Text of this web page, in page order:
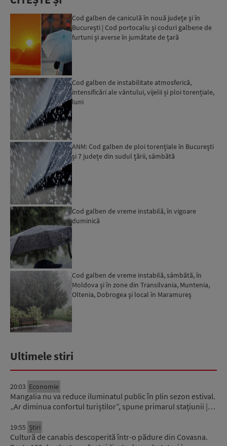
Cod galben de caniculă în nouă judeţe şi în
Bucureşti | Cod portocaliu şi coduri galbene de
furtuni şi averse în jumătate de ţară
Cod galben de instabilitate atmosferică,
intensificări ale vântului, vijelii și ploi torențiale,
luni
ANM: Cod galben de ploi torenţiale în Bucureşti
şi 7 judeţe din sudul ţării, sâmbătă
Cod galben de vreme instabilă, în vigoare
duminică
Cod galben de vreme instabilă, sâmbătă, în
Moldova şi în zone din Transilvania, Muntenia,
Oltenia, Dobrogea şi local în Maramureş
Ultimele stiri
20:03 Economie
Mangalia nu va reduce iluminatul public în plin sezon estival.
„Ar diminua confortul turiștilor”, spune primarul stațiunii |…
19:55 Știri
Cultură de canabis descoperită într-o pădure din Covasna.